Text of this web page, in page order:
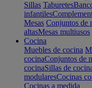
Sillas Taburetes
infantiles
Mesas Conjuntos de
altasMesas multiusos
Cocina
Muebles de cocina
cocinaConjuntos de
cocinaSillas de
modularesCocinas
Cocinas a medida